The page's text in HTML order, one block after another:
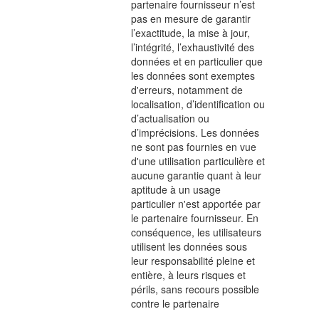
partenaire fournisseur n’est
pas en mesure de garantir
l’exactitude, la mise à jour,
l’intégrité, l’exhaustivité des
données et en particulier que
les données sont exemptes
d'erreurs, notamment de
localisation, d’identification ou
d’actualisation ou
d’imprécisions. Les données
ne sont pas fournies en vue
d'une utilisation particulière et
aucune garantie quant à leur
aptitude à un usage
particulier n'est apportée par
le partenaire fournisseur. En
conséquence, les utilisateurs
utilisent les données sous
leur responsabilité pleine et
entière, à leurs risques et
périls, sans recours possible
contre le partenaire